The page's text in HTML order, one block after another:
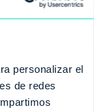
personalizar el
de redes